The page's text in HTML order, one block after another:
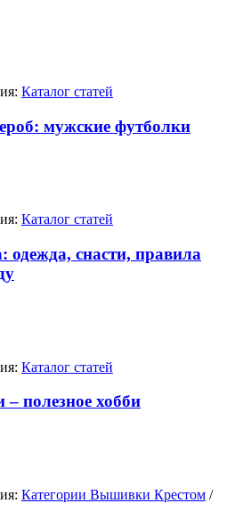
Каталог статей
мужские футболки
Каталог статей
снасти, правила
Каталог статей
полезное хобби
Категории Вышивки Крестом /